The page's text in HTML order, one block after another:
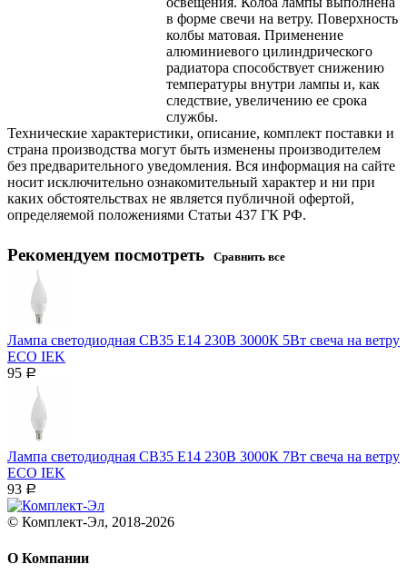
в форме свечи на ветру. Поверхность
колбы матовая. Применение
алюминиевого цилиндрического
радиатора способствует снижению
температуры внутри лампы и, как
следствие, увеличению ее срока
службы.
Технические характеристики, описание, комплект поставки и
страна производства могут быть изменены производителем
без предварительного уведомления. Вся информация на сайте
носит исключительно ознакомительный характер и ни при
каких обстоятельствах не является публичной офертой,
определяемой положениями Статьи 437 ГК РФ.
Рекомендуем посмотреть Сравнить все
Лампа светодиодная CB35 Е14 230В 3000К 5Вт свеча на ветру
ECO IEK
95 Р
Лампа светодиодная CB35 Е14 230В 3000К 7Вт свеча на ветру
ECO IEK
93 Р
© Комплект-Эл, 2018-2026
О Компании